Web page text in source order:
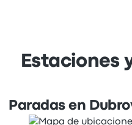
Estaciones
Paradas en